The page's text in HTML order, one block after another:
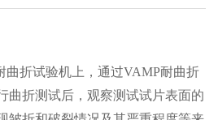
曲折试验机上，通过VAMP耐曲折
曲折测试后，观察测试试片表面的